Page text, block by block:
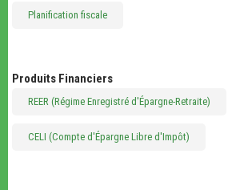
Planification fiscale
Produits Financiers
REER (Régime Enregistré d'Épargne-Retraite)
CELI (Compte d'Épargne Libre d'Impôt)